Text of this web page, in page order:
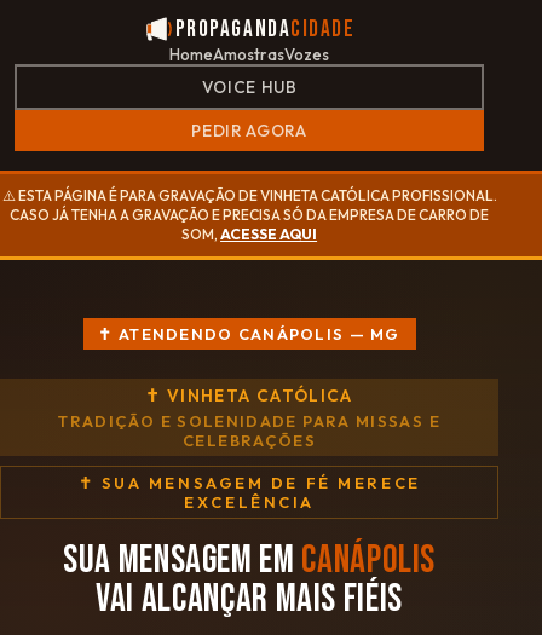
PropagandaCidade
HomeAmostrasVozes
VOICE HUB
PEDIR AGORA
⚠️ ESTA PÁGINA É PARA GRAVAÇÃO DE VINHETA CATÓLICA PROFISSIONAL.
CASO JÁ TENHA A GRAVAÇÃO E PRECISA SÓ DA EMPRESA DE CARRO DE
SOM,ACESSE AQUI
✝ ATENDENDO CANÁPOLIS — MG
✝ VINHETA CATÓLICA
TRADIÇÃO E SOLENIDADE PARA MISSAS E
CELEBRAÇÕES
✝ SUA MENSAGEM DE FÉ MERECE
EXCELÊNCIA
SUA MENSAGEM EM CANÁPOLIS
VAI ALCANÇAR MAIS FIÉIS